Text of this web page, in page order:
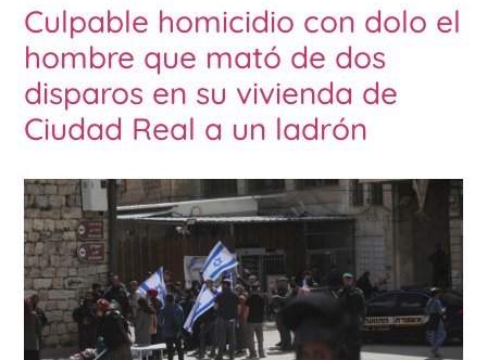
Culpable homicidio con dolo el
hombre que mató de dos
disparos en su vivienda de
Ciudad Real a un ladrón